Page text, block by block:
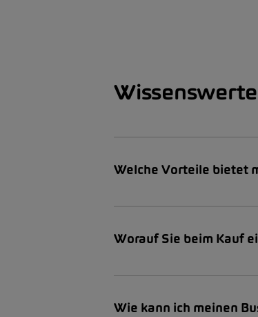
Welche Vorteile bietet
Worauf Sie beim Kauf
Wie kann ich meinen